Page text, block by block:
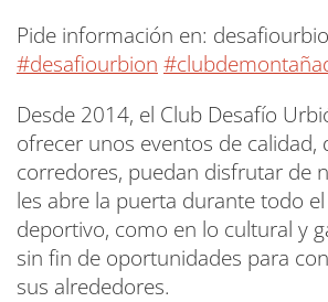
Pide información en:
#desafiourbion
Desde 2014, el Club Desafío
ofrecer unos eventos de
corredores, puedan disfrutar de
les abre la puerta durante todo
deportivo, como en lo cultural y
sin fin de oportunidades para
sus alrededores.